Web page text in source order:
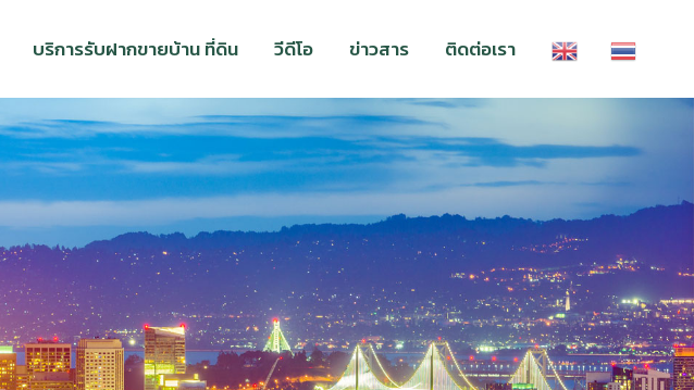
บริการรับฝากขายบ้าน ที่ดิน วีดีโอ ข่าวสาร ติดต่อเรา